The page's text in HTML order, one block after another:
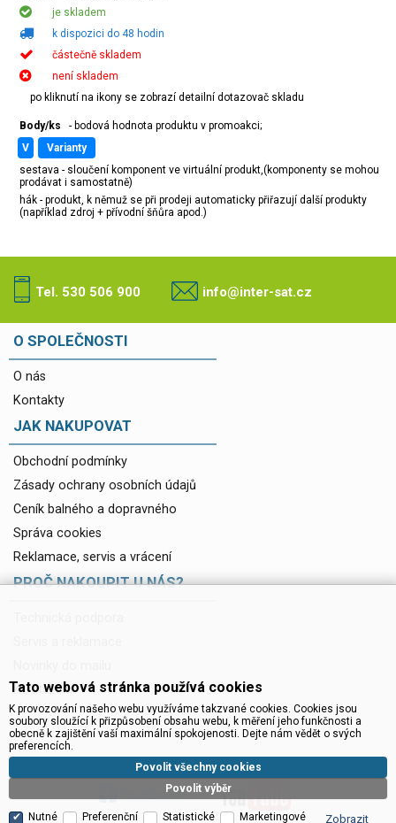
je skladem
k dispozici do 48 hodin
částečně skladem
není skladem
po kliknutí na ikony se zobrazí detailní dotazovač skladu
Body/ks
- bodová hodnota produktu v promoakci;
v
varianty
sestava - sloučení komponent ve virtuální produkt,(komponenty se mohou
prodávat i samostatně)
hák - produkt, k němuž se při prodeji automaticky přiřazují další produkty
(například zdroj + přívodní šňůra apod.)
Tel. 530 506 900 info@inter-sat.cz
O SPOLEČNOSTI
O nás
Kontakty
JAK NAKUPOVAT
Obchodní podmínky
Zásady ochrany osobních údajů
Ceník balného a dopravného
Správa cookies
Reklamace, servis a vrácení
PROČ NAKOUPIT U NÁS?
Ke stažení
Tato webová stránka používá cookies
K provozování našeho webu využíváme takzvané cookies. Cookies jsou
soubory sloužící k přizpůsobení obsahu webu, k měření jeho funkčnosti a
obecně k zajištění vaší maximální spokojenosti. Dejte nám vědět o svých
preferencích.
Povolit výběr
Povolit všechny cookies
Nutné Preferenční Statistické Marketingové Zobrazit